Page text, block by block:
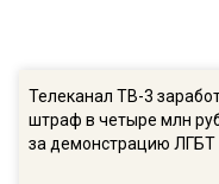
Телеканал ТВ-3
штраф в четыре млн
за демонстрацию ЛГБТ